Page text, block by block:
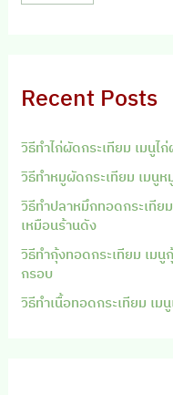
Recent Posts
วิธีทำไก่ผัดกระเทียม เมนูไ
วิธีทำหมูผัดกระเทียม เมนู
วิธีทำปลาหมึกทอดกระเทีย
เหมือนร้านดัง
วิธีทำกุ้งทอดกระเทียม เม
กรอบ
วิธีทำเนื้อทอดกระเทียม เม